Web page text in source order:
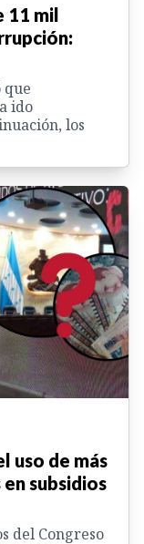
11 mil
que
ido
los
uso de más
subsidios
del Congreso